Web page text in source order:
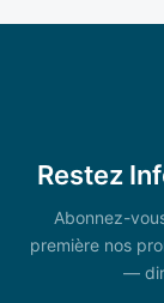
Restez
Abonnez-
première nos
—